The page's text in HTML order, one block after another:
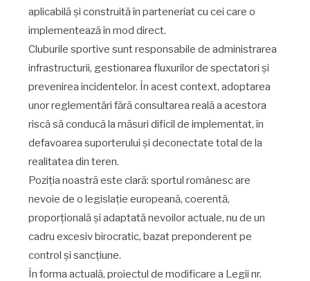
aplicabilă și construită în parteneriat cu cei care o
implementează în mod direct.
Cluburile sportive sunt responsabile de administrarea
infrastructurii, gestionarea fluxurilor de spectatori și
prevenirea incidentelor. În acest context, adoptarea
unor reglementări fără consultarea reală a acestora
riscă să conducă la măsuri dificil de implementat, în
defavoarea suporterului și deconectate total de la
realitatea din teren.
Poziția noastră este clară: sportul românesc are
nevoie de o legislație europeană, coerentă,
proporțională și adaptată nevoilor actuale, nu de un
cadru excesiv birocratic, bazat preponderent pe
control și sancțiune.
În forma actuală, proiectul de modificare a Legii nr.